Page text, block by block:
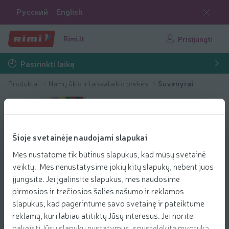
Šioje svetainėje naudojami slapukai
Mes nustatome tik būtinus slapukus, kad mūsų svetainė
veiktų. Mes nenustatysime jokių kitų slapukų, nebent juos
įjungsite. Jei įgalinsite slapukus, mes naudosime
pirmosios ir trečiosios šalies našumo ir reklamos
slapukus, kad pagerintume savo svetainę ir pateiktume
reklamą, kuri labiau atitiktų Jūsų interesus. Jei norite
Русский English
Rimi.lt Prisijungti
Pasirinkti laiką
Produktai Namų ūkio ir laisvalaikio prekės Suvenyrai